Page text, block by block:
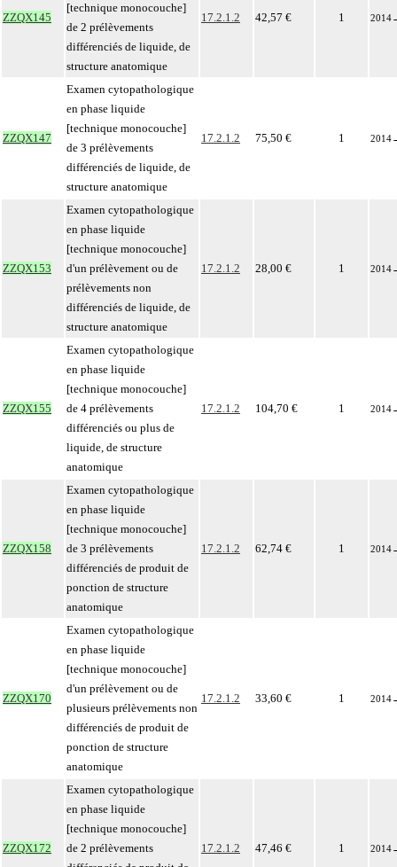
ZZQX145
[technique monocouche]
de 2 prélèvements
différenciés de liquide, de
structure anatomique
17.2.1.2 42,57 € 1 2014
ZZQX147
Examen cytopathologique
en phase liquide
[technique monocouche]
de 3 prélèvements
différenciés de liquide, de
structure anatomique
17.2.1.2 75,50 € 1 2014
ZZQX153
Examen cytopathologique
en phase liquide
[technique monocouche]
d'un prélèvement ou de
prélèvements non
différenciés de liquide, de
structure anatomique
17.2.1.2 28,00 € 1 2014
ZZQX155
Examen cytopathologique
en phase liquide
[technique monocouche]
de 4 prélèvements
différenciés ou plus de
liquide, de structure
anatomique
17.2.1.2 104,70 € 1 2014
ZZQX158
Examen cytopathologique
en phase liquide
[technique monocouche]
de 3 prélèvements
différenciés de produit de
ponction de structure
anatomique
17.2.1.2 62,74 € 1 2014
ZZQX170
Examen cytopathologique
en phase liquide
[technique monocouche]
d'un prélèvement ou de
plusieurs prélèvements non
différenciés de produit de
ponction de structure
anatomique
17.2.1.2 33,60 € 1 2014
ZZQX172
Examen cytopathologique
en phase liquide
[technique monocouche]
de 2 prélèvements
17.2.1.2 47,46 € 1 2014